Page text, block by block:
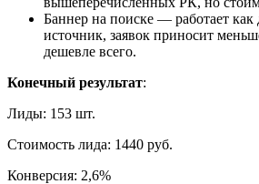
Баннер на поиске — работает
источник, заявок приносит
дешевле всего.
Конечный результат:
Лиды: 153 шт.
Стоимость лида: 1440 руб.
Конверсия: 2,6%